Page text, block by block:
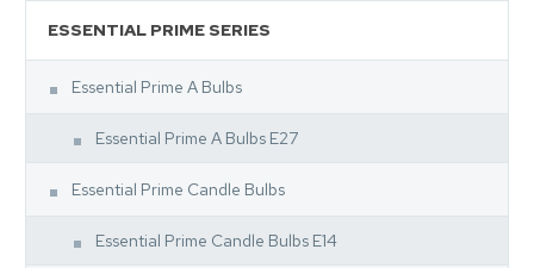
ESSENTIAL PRIME SERIES
Essential Prime A Bulbs
Essential Prime A Bulbs E27
Essential Prime Candle Bulbs
Essential Prime Candle Bulbs E14